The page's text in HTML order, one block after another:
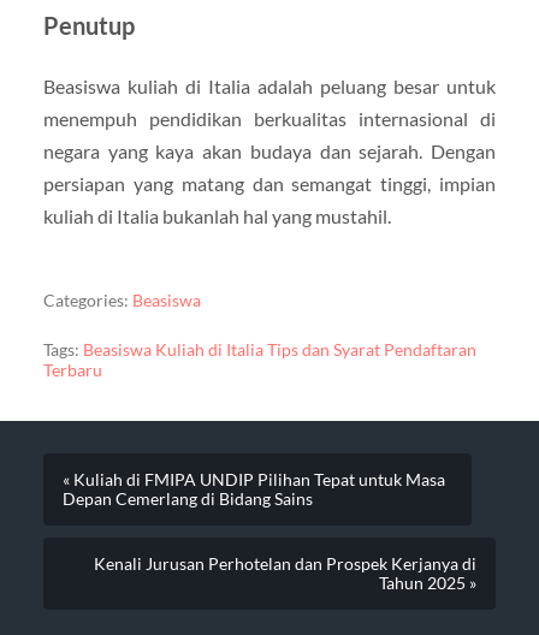
Penutup
Beasiswa kuliah di Italia adalah peluang besar untuk
menempuh pendidikan berkualitas internasional di
negara yang kaya akan budaya dan sejarah. Dengan
persiapan yang matang dan semangat tinggi, impian
kuliah di Italia bukanlah hal yang mustahil.
Categories: Beasiswa
Tags: Beasiswa Kuliah di Italia Tips dan Syarat Pendaftaran
Terbaru
« Kuliah di FMIPA UNDIP Pilihan Tepat untuk Masa
Depan Cemerlang di Bidang Sains
Kenali Jurusan Perhotelan dan Prospek Kerjanya di
Tahun 2025 »